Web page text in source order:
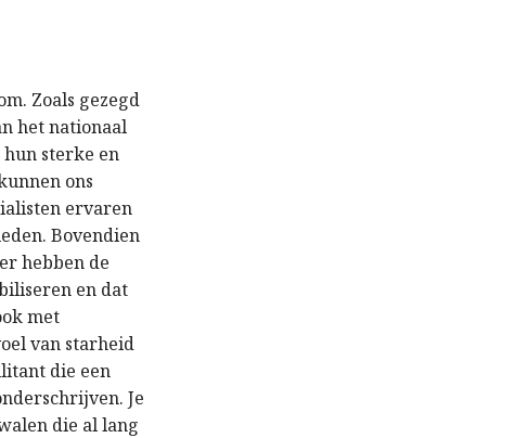
Zoals gezegd
het nationaal
hun sterke en
ons
ervaren
Bovendien
hebben de
en dat
met
van starheid
die een
Je
die al lang